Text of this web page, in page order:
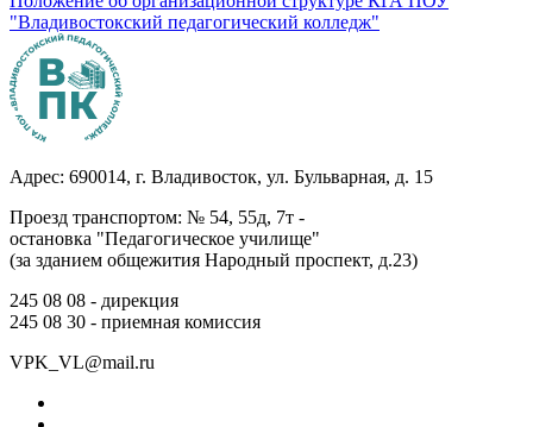
"Владивостокский педагогический колледж"
Адрес: 690014, г. Владивосток, ул. Бульварная, д. 15
Проезд транспортом: № 54, 55д, 7т -
остановка "Педагогическое училище"
(за зданием общежития Народный проспект, д.23)
245 08 08 - дирекция
245 08 30 - приемная комиссия
VPK_VL@mail.ru